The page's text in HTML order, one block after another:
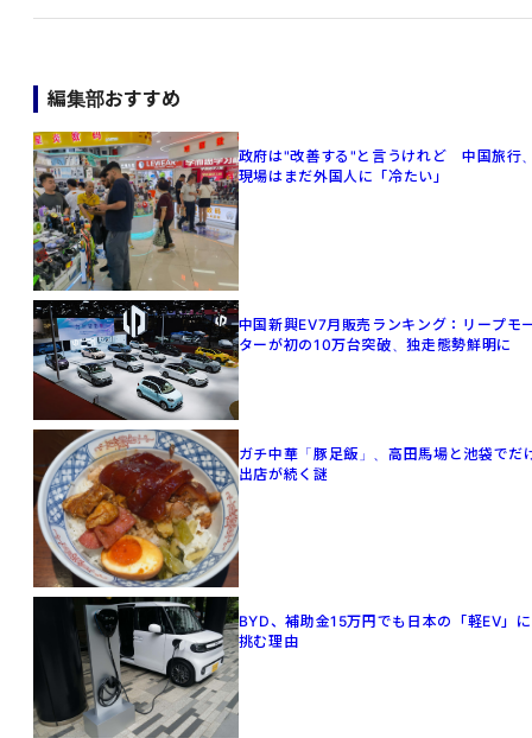
編集部おすすめ
政府は"改善する"と言うけれど 中国旅行
現場はまだ外国人に「冷たい」
中国新興EV7月販売ランキング：リープモ
ターが初の10万台突破、独走態勢鮮明に
ガチ中華「豚足飯」、高田馬場と池袋でだ
出店が続く謎
BYD、補助金15万円でも日本の「軽EV」に
挑む理由